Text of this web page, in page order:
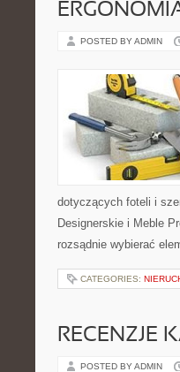
POSTED BY ADMIN
dotyczących foteli i
Designerskie i Meble
rozsądnie wybierać
CATEGORIES:
RECENZJE
POSTED BY ADMIN